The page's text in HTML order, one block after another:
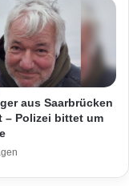
aus Saarbrücken
– Polizei bittet um